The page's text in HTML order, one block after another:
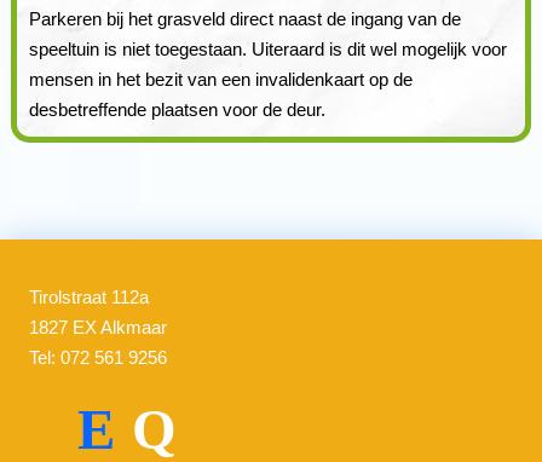
Parkeren bij het grasveld direct naast de ingang van de
speeltuin is niet toegestaan. Uiteraard is dit wel mogelijk voor
mensen in het bezit van een invalidenkaart op de
desbetreffende plaatsen voor de deur.
Tirolstraat 112a
1827 EX Alkmaar
Tel: 072 561 9256
E Q